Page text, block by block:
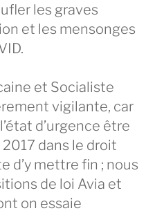
les graves
et les mensonges
et Socialiste
vigilante, car
d’urgence être
dans le droit
d’y mettre fin ; nous
de loi Avia et
on essaie